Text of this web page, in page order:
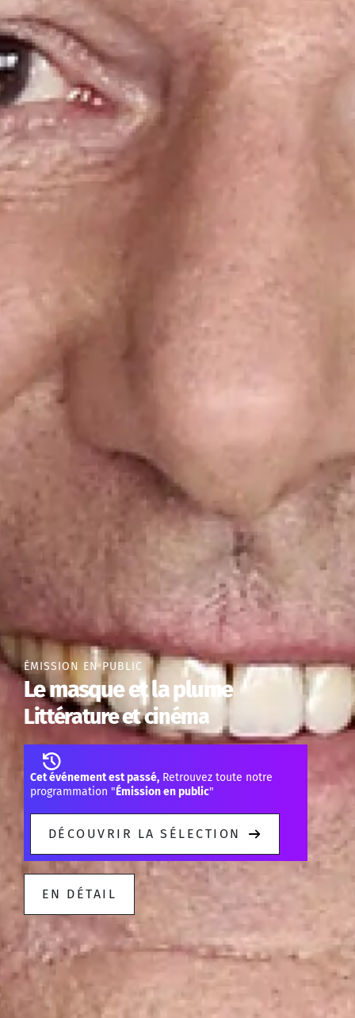
ÉMISSION EN PUBLIC
Le masque et la plume
Littérature et cinéma
Cet événement est passé, Retrouvez toute notre
programmation "Émission en public"
DÉCOUVRIR LA SÉLECTION
EN DÉTAIL